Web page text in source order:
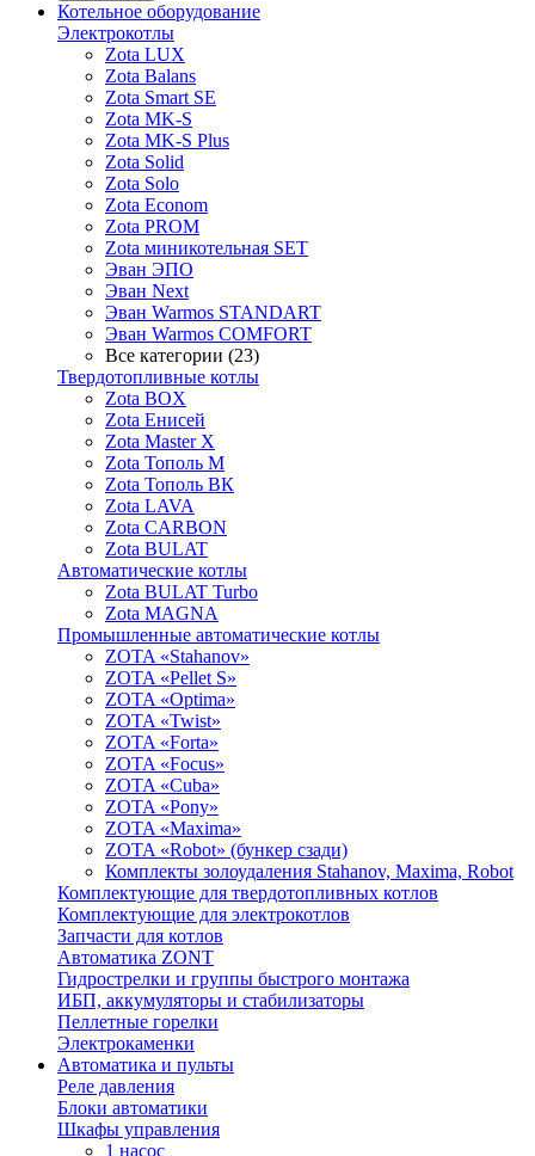
Котельное оборудование
Электрокотлы
Zota LUX
Zota Balans
Zota Smart SE
Zota MK-S
Zota MK-S Plus
Zota Solid
Zota Solo
Zota Econom
Zota PROM
Zota миникотельная SET
Эван ЭПО
Эван Next
Эван Warmos STANDART
Эван Warmos COMFORT
Все категории (23)
Твердотопливные котлы
Zota BOX
Zota Енисей
Zota Master X
Zota Тополь М
Zota Тополь ВК
Zota LAVA
Zota CARBON
Zota BULAT
Автоматические котлы
Zota BULAT Turbo
Zota MAGNA
Промышленные автоматические котлы
ZOTA «Stahanov»
ZOTA «Pellet S»
ZOTA «Optima»
ZOTA «Twist»
ZOTA «Forta»
ZOTA «Focus»
ZOTA «Cuba»
ZOTA «Pony»
ZOTA «Maxima»
ZOTA «Robot» (бункер сзади)
Комплекты золоудаления Stahanov, Maxima, Robot
Комплектующие для твердотопливных котлов
Комплектующие для электрокотлов
Запчасти для котлов
Автоматика ZONT
Гидрострелки и группы быстрого монтажа
ИБП, аккумуляторы и стабилизаторы
Пеллетные горелки
Электрокаменки
Автоматика и пульты
Реле давления
Блоки автоматики
Шкафы управления
1 насос